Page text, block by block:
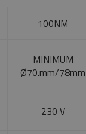
100NM
MINIMUM
Ø70.mm/78mm
230 V